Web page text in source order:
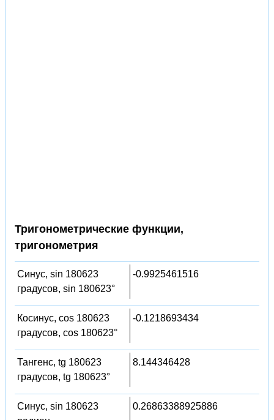
Тригонометрические функции,
тригонометрия
Синус, sin 180623
градусов, sin 180623°
-0.9925461516
Косинус, cos 180623
градусов, cos 180623°
-0.1218693434
Тангенс, tg 180623
градусов, tg 180623°
8.144346428
Синус, sin 180623
0.26863388925886